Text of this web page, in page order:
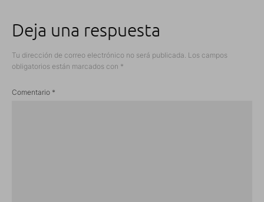
Deja una respuesta
Tu dirección de correo electrónico no será publicada. Los campos
obligatorios están marcados con *
Comentario *